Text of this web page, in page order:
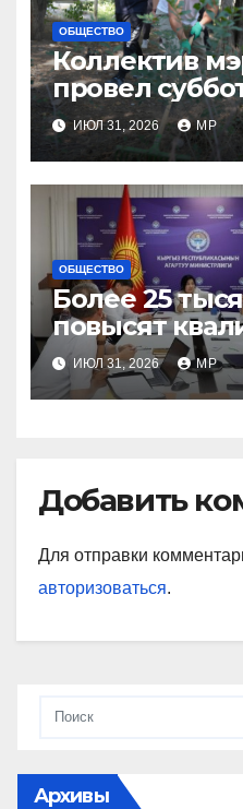
ОБЩЕСТВО
Коллектив
провел
ИЮЛ 31, 2026 MP
ОБЩЕСТВО
Более 25
повысят
ИЮЛ 31, 2026 MP
Добавить
Для отправки
авторизоваться.
Архивы